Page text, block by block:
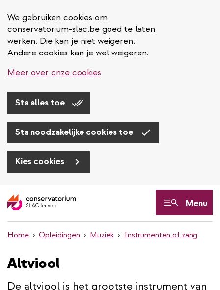
We gebruiken cookies om
conservatorium-slac.be goed te laten
werken. Die kan je niet weigeren.
Andere cookies kan je wel weigeren.
Meer over onze cookies
Sta alles toe
Sta noodzakelijke cookies toe
Kies cookies
en
inhoud
Menu
Home Opleidingen Muziek Instrumenten of zang
Altviool
De altviool is het grootste instrument van